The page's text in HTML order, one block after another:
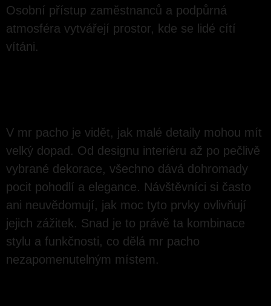
Osobní přístup zaměstnanců a podpůrná
atmosféra vytvářejí prostor, kde se lidé cítí
vítáni.
V mr pacho je vidět, jak malé detaily mohou mít
velký dopad. Od designu interiéru až po pečlivě
vybrané dekorace, všechno dává dohromady
pocit pohodlí a elegance. Návštěvníci si často
ani neuvědomují, jak moc tyto prvky ovlivňují
jejich zážitek. Snad je to právě ta kombinace
stylu a funkčnosti, co dělá mr pacho
nezapomenutelným místem.